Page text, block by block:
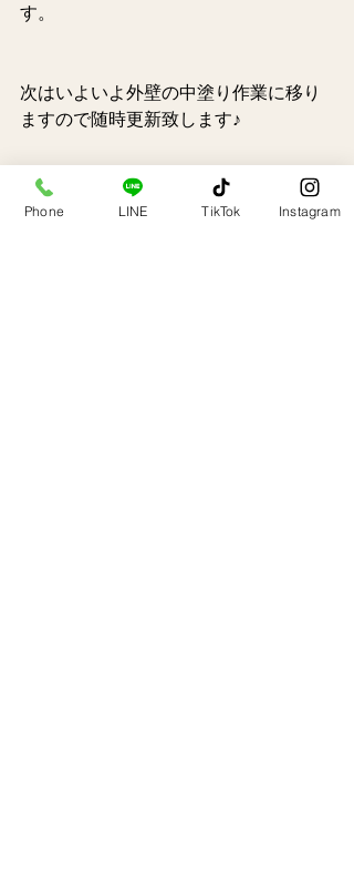
す。
次はいよいよ外壁の中塗り作業に移り
ますので随時更新致します♪
Phone LINE TikTok Instagram